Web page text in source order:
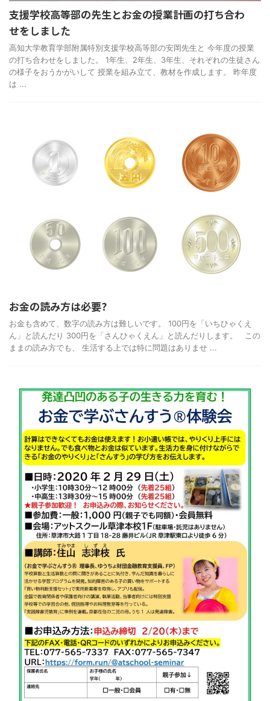
支援学校高等部の先生とお金の授業計画の打ち合わ
せをしました
高知大学教育学部附属特別支援学校高等部の安岡先生と 今年度の授業
の打ち合わせをしました。 1年生、2年生、3年生、それぞれの生徒さん
の様子をおうかがいして 授業を組み立て、教材を作成します。 昨年度
は ...
お金の読み方は必要?
お金も含めて、数字の読み方は難しいです。 100円を「いちひゃくえ
ん」と読んだり 300円を「さんひゃくえん」と読んだりします。 この
ままの読み方でも、 生活する上では特に問題はありませ ...